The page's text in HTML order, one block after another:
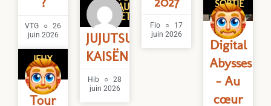
VTG
26
juin 2026
JEUX
VIDÉO
Tour
PLATEAU/DE
SOCIÉTÉ
JUJUTSU
KAISËN
Hib
28
juin 2026
Flo
17
juin 2026
SORTIE
Digital
Abysses
– Au
cœur